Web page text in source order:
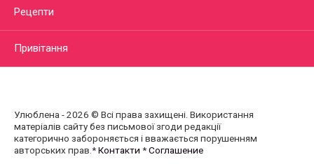
Рецепти
Привітання
Улюблена - 2026 © Всі права захищені. Використання
матеріалів сайту без письмової згоди редакції
категорично забороняється і вважається порушенням
авторських прав.*Контакти *Соглашение